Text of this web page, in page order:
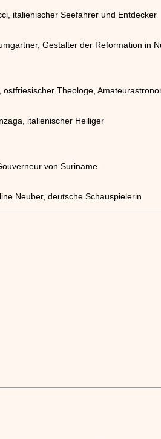
italienischer Seefahrer und Entdecker
Gestalter der Reformation in
ostfriesischer Theologe,
italienischer Heiliger
von Suriname
Neuber, deutsche Schauspielerin